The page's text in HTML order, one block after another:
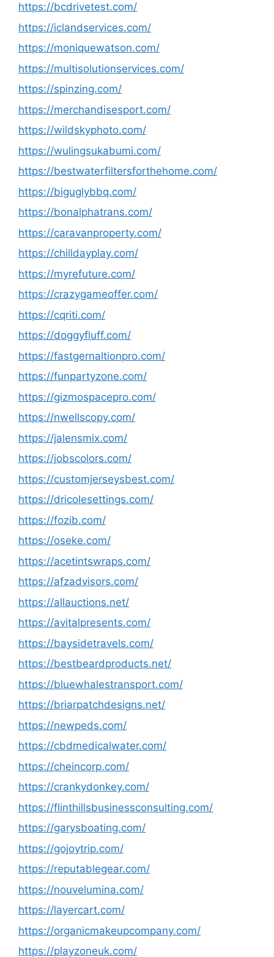
https://bcdrivetest.com/
https://iclandservices.com/
https://moniquewatson.com/
https://multisolutionservices.com/
https://spinzing.com/
https://merchandisesport.com/
https://wildskyphoto.com/
https://wulingsukabumi.com/
https://bestwaterfiltersforthehome.com/
https://biguglybbq.com/
https://bonalphatrans.com/
https://caravanproperty.com/
https://chilldayplay.com/
https://myrefuture.com/
https://crazygameoffer.com/
https://cqriti.com/
https://doggyfluff.com/
https://fastgernaltionpro.com/
https://funpartyzone.com/
https://gizmospacepro.com/
https://nwellscopy.com/
https://jalensmix.com/
https://jobscolors.com/
https://customjerseysbest.com/
https://dricolesettings.com/
https://fozib.com/
https://oseke.com/
https://acetintswraps.com/
https://afzadvisors.com/
https://allauctions.net/
https://avitalpresents.com/
https://baysidetravels.com/
https://bestbeardproducts.net/
https://bluewhalestransport.com/
https://briarpatchdesigns.net/
https://newpeds.com/
https://cbdmedicalwater.com/
https://cheincorp.com/
https://crankydonkey.com/
https://flinthillsbusinessconsulting.com/
https://garysboating.com/
https://gojoytrip.com/
https://reputablegear.com/
https://nouvelumina.com/
https://layercart.com/
https://organicmakeupcompany.com/
https://playzoneuk.com/